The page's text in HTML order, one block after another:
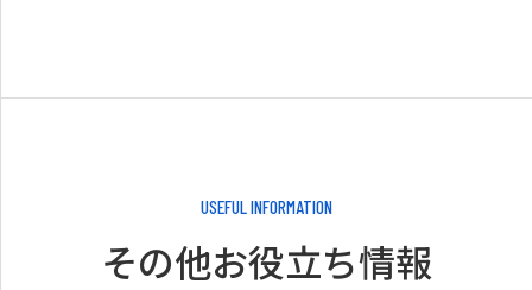
USEFUL INFORMATION
その他お役立ち情報